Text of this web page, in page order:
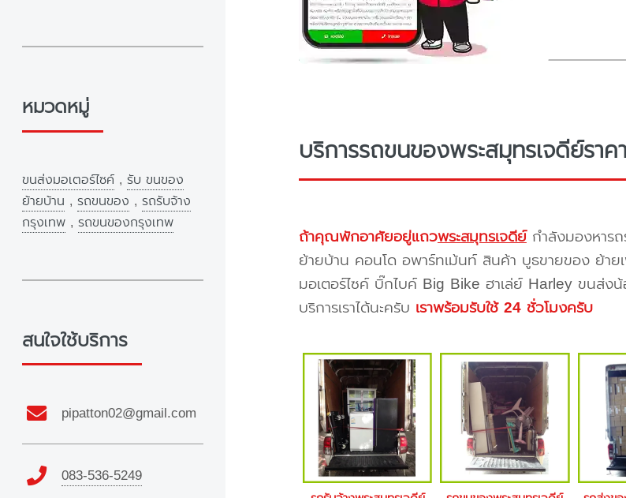
บริการรถขนของพระสมุทรเจดีย์ราค
ถ้าคุณพักอาศัยอยู่แถวพระสมุทรเจดีย์กำลังมองหาร
ย้ายบ้าน คอนโด อพาร์ทเม้นท์ สินค้า บูธขายของ ย้า
มอเตอร์ไซค์ บิ๊กไบค์ Big Bike ฮาเล่ย์ Harley ขนส่ง
บริการเราได้นะครับ เราพร้อมรับใช้ 24 ชั่วโมงครับ
หมวดหมู่
ขนส่งมอเตอร์ไซค์ , รับ ขนของ
ย้ายบ้าน , รถขนของ , รถรับจ้าง
กรุงเทพ , รถขนของกรุงเทพ
สนใจใช้บริการ
pipatton02@gmail.com
083-536-5249